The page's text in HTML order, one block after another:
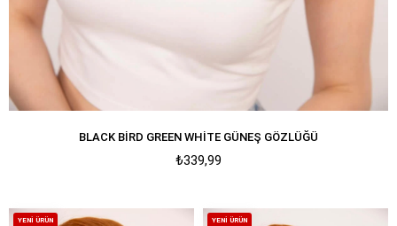
BLACK BIRD GREEN WHITE GÜNEŞ GÖZLÜĞÜ
₺339,99
YENI ÜRÜN YENI ÜRÜN